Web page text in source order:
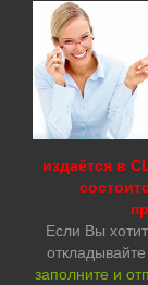
издаётся в
Если Вы
заполните и